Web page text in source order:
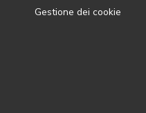
Gestione dei cookie